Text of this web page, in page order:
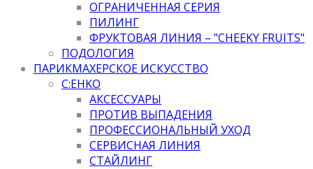
ОГРАНИЧЕННАЯ СЕРИЯ
ПИЛИНГ
ФРУКТОВАЯ ЛИНИЯ – "CHEEKY FRUITS"
ПОДОЛОГИЯ
ПАРИКМАХЕРСКОЕ ИСКУССТВО
C:EHKO
АКСЕССУАРЫ
ПРОТИВ ВЫПАДЕНИЯ
ПРОФЕССИОНАЛЬНЫЙ УХОД
СЕРВИСНАЯ ЛИНИЯ
СТАЙЛИНГ